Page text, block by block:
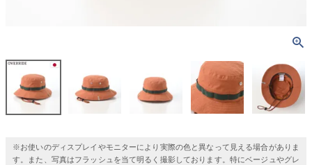
※お使いのディスプレイやモニターにより実際の色と異なって見える場合がありま
す。また、写真はフラッシュを当て明るく撮影しております。特にベージュやグレ